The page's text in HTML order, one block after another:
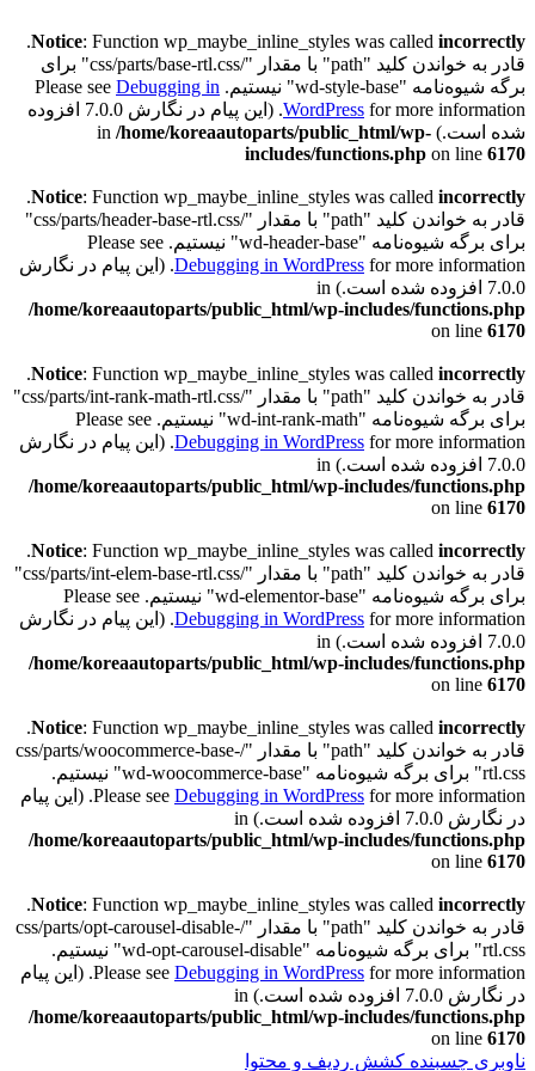
Notice: Function wp_maybe_inline_styles was called incorrectly
.
قادر به خواندن کلید "path" با مقدار "/css/parts/base-rtl.css" برای
برگه شیوه‌نامه "wd-style-base" نیستیم. Please see
Debugging in
WordPress
for more information. (این پیام در نگارش 7.0.0 افزوده
شده است.) in /home/koreaautoparts/public_html/wp-
includes/functions.php on line 6170
Notice: Function wp_maybe_inline_styles was called incorrectly
.
قادر به خواندن کلید "path" با مقدار "/css/parts/header-base-rtl.css"
برای برگه شیوه‌نامه "wd-header-base" نیستیم. Please see
Debugging in WordPressfor more information. (این پیام در نگارش
7.0.0 افزوده شده است.) in
/home/koreaautoparts/public_html/wp-includes/functions.php
on line 6170
Notice: Function wp_maybe_inline_styles was called incorrectly
.
قادر به خواندن کلید "path" با مقدار "/css/parts/int-rank-math-rtl.css"
برای برگه شیوه‌نامه "wd-int-rank-math" نیستیم. Please see
Debugging in WordPressfor more information. (این پیام در نگارش
7.0.0 افزوده شده است.) in
/home/koreaautoparts/public_html/wp-includes/functions.php
on line 6170
Notice: Function wp_maybe_inline_styles was called incorrectly
.
قادر به خواندن کلید "path" با مقدار "/css/parts/int-elem-base-rtl.css"
برای برگه شیوه‌نامه "wd-elementor-base" نیستیم. Please see
Debugging in WordPressfor more information. (این پیام در نگارش
7.0.0 افزوده شده است.) in
/home/koreaautoparts/public_html/wp-includes/functions.php
on line 6170
Notice: Function wp_maybe_inline_styles was called incorrectly
.
قادر به خواندن کلید "path" با مقدار "/css/parts/woocommerce-base-
rtl.css" برای برگه شیوه‌نامه "wd-woocommerce-base" نیستیم.
Please see Debugging in WordPress
for more information. (این پیام
در نگارش 7.0.0 افزوده شده است.) in
/home/koreaautoparts/public_html/wp-includes/functions.php
on line 6170
Notice: Function wp_maybe_inline_styles was called incorrectly
.
قادر به خواندن کلید "path" با مقدار "/css/parts/opt-carousel-disable-
rtl.css" برای برگه شیوه‌نامه "wd-opt-carousel-disable" نیستیم.
Please see Debugging in WordPress
for more information. (این پیام
در نگارش 7.0.0 افزوده شده است.) in
/home/koreaautoparts/public_html/wp-includes/functions.php
on line 6170
ناوبری چسبنده کشش ردیف و محتوا